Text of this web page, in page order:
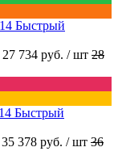
Быстрый
27 734 руб. / шт 28
Быстрый
35 378 руб. / шт 36